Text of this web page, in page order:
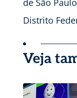
de São
Distrito
Veja